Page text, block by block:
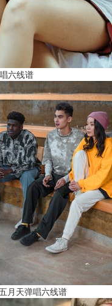
六线谱
月天弹唱六线谱